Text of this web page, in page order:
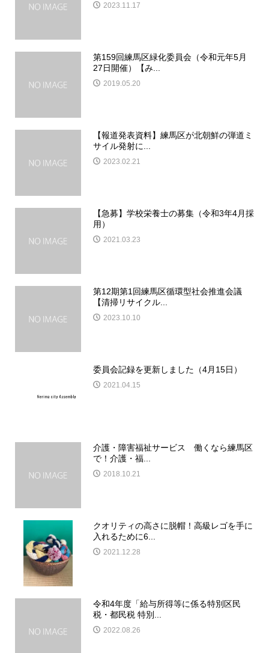
2023.11.17
第159回練馬区緑化委員会（令和元年5月
27日開催）【み...
2019.05.20
【報道発表資料】練馬区が北朝鮮の弾道ミ
サイル発射に...
2023.02.21
【急募】学校栄養士の募集（令和3年4月採
用）
2021.03.23
第12期第1回練馬区循環型社会推進会議
【清掃リサイクル...
2023.10.10
委員会記録を更新しました（4月15日）
2021.04.15
介護・障害福祉サービス 働くなら練馬区
で！介護・福...
2018.10.21
クオリティの高さに脱帽！高級レゴを手に
入れるために6...
2021.12.28
令和4年度「給与所得等に係る特別区民
税・都民税 特別...
2022.08.26